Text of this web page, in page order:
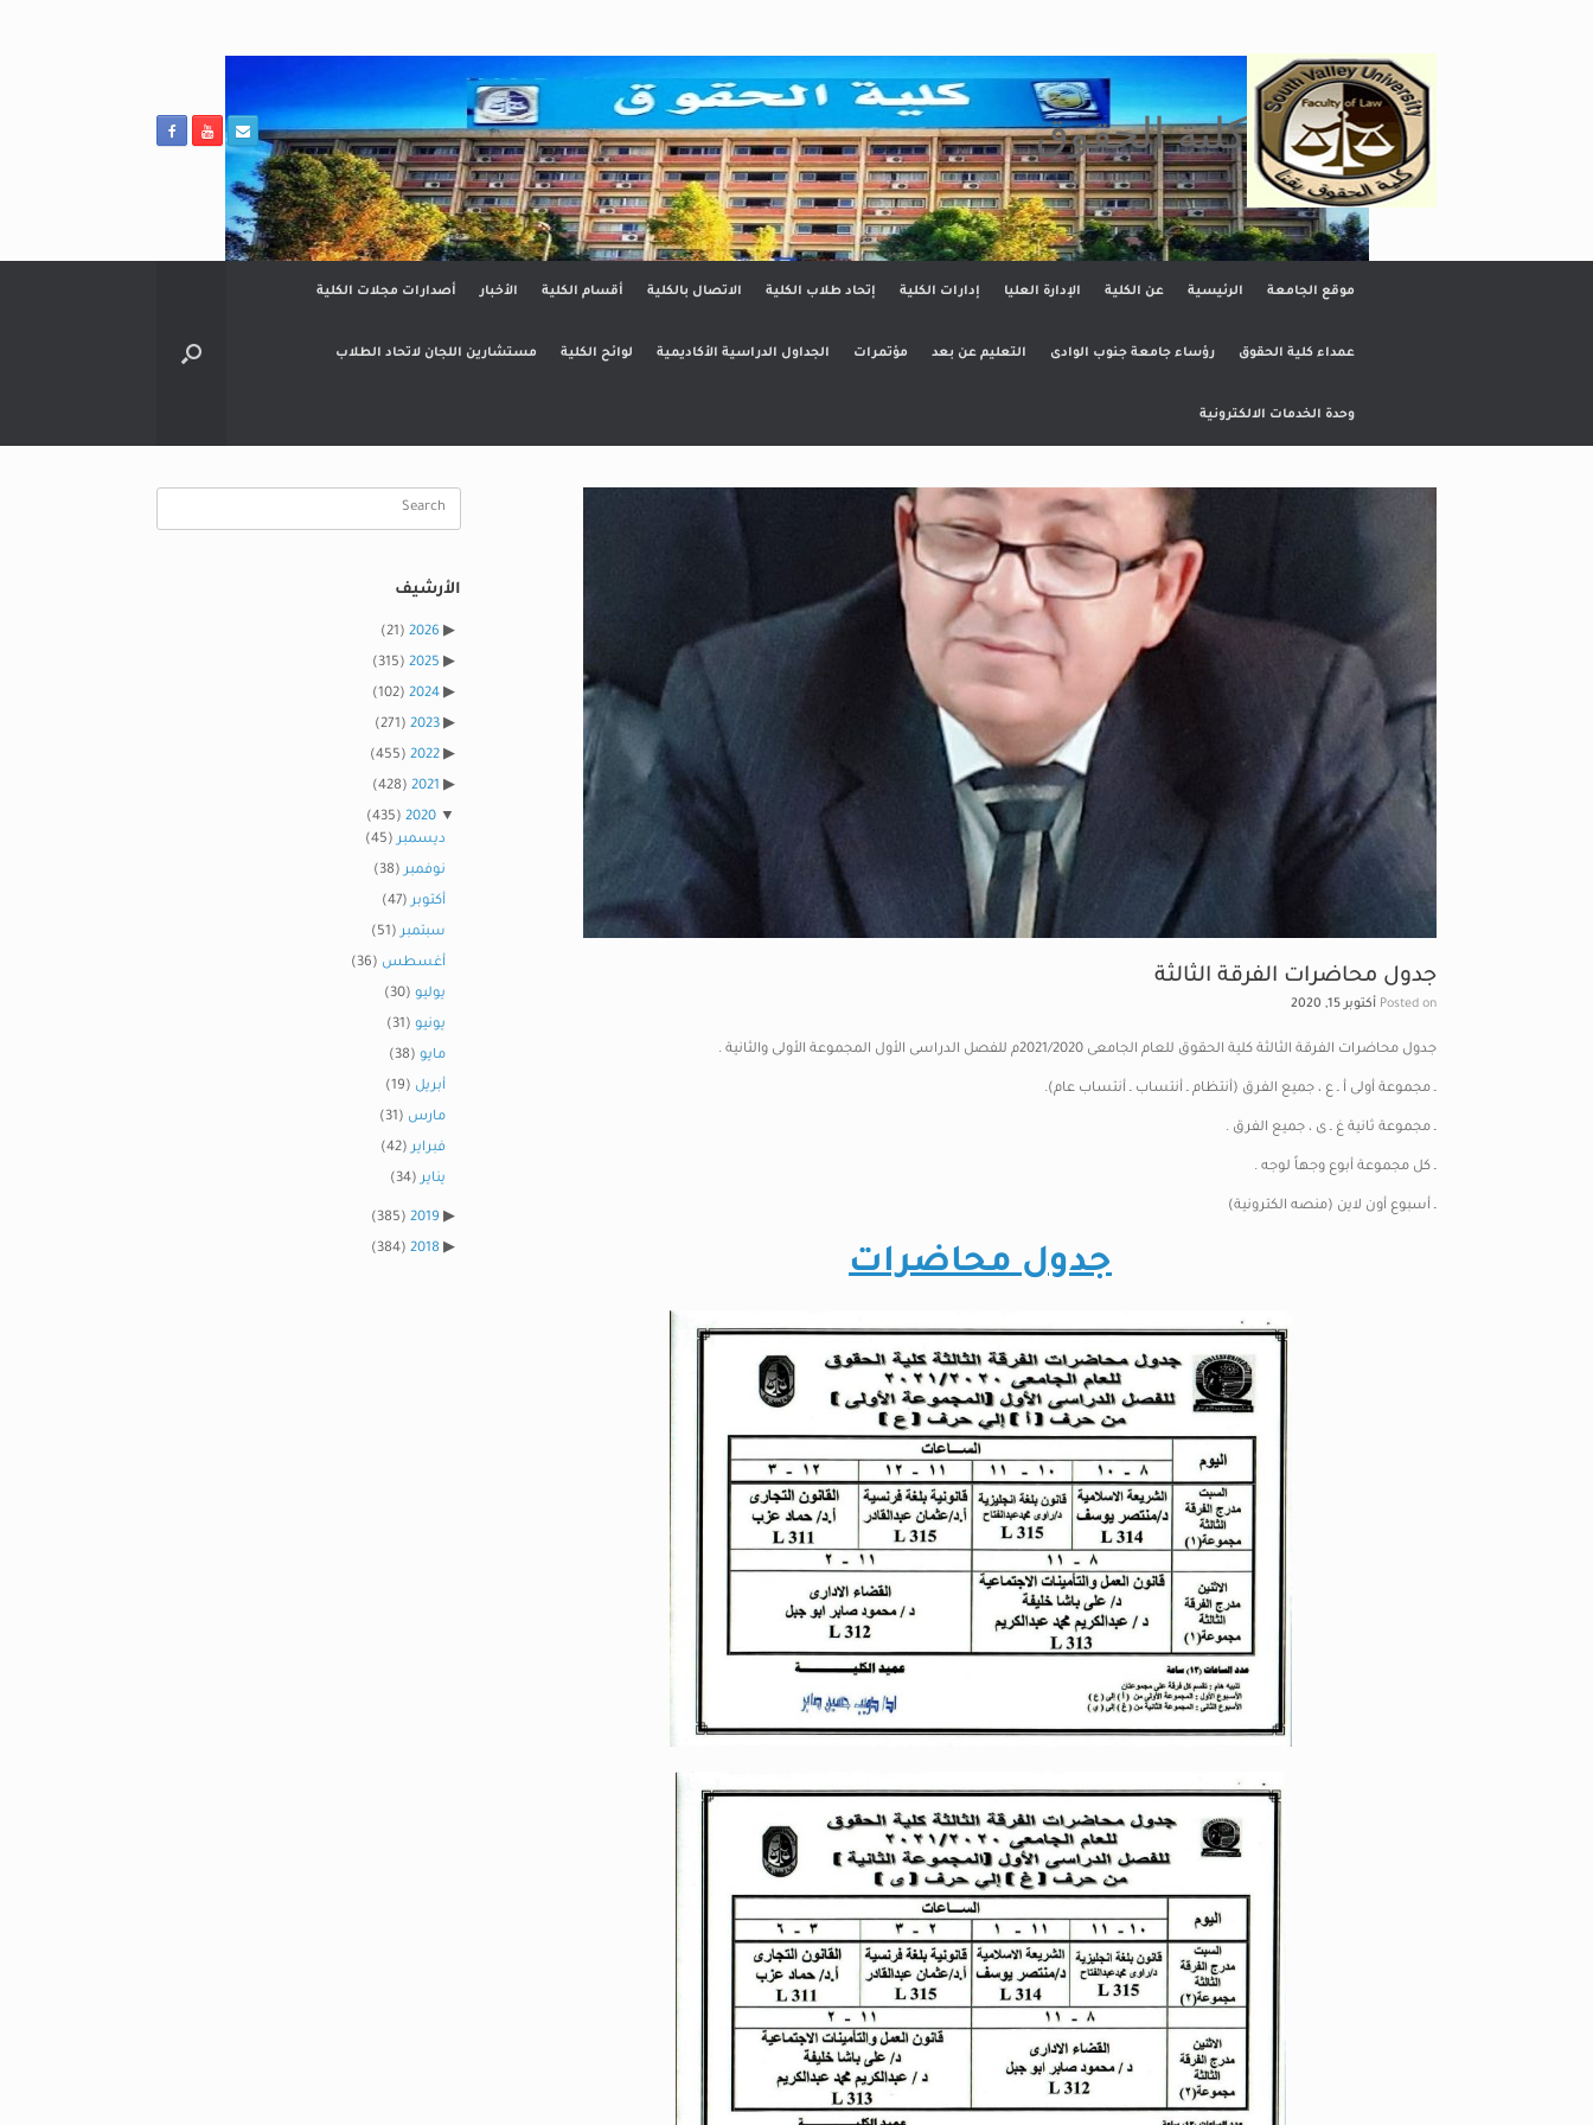
كلية الحقوق
موقع الجامعة الرئيسية عن الكلية الإدارة العليا إدارات الكلية إتحاد طلاب الكلية الاتصال بالكلية أقسام الكلية الأخبار أصدارات مجلات الكلية
عمداء كلية الحقوق رؤساء جامعة جنوب الوادى التعليم عن بعد مؤتمرات الجداول الدراسية الأكاديمية لوائح الكلية مستشارين اللجان لاتحاد الطلاب
وحدة الخدمات الالكترونية
جدول محاضرات الفرقة الثالثة
Posted on أكتوبر 15, 2020
جدول محاضرات الفرقة الثالثة كلية الحقوق للعام الجامعى 2021/2020م للفصل الدراسى الأول المجموعة الأولى والثانية .
ـ مجموعة أولى أ ـ ع ، جميع الفرق (أنتظام ـ أنتساب ـ أنتساب عام).
ـ مجموعة ثانية غ ـ ى ، جميع الفرق .
ـ كل مجموعة أبوع وجهاً لوجه .
ـ أسبوع أون لاين (منصه الكترونية)
جدول محاضرات
Search
الأرشيف
2026
(21)
2025
(315)
2024
(102)
2023
(271)
2022
(455)
2021
(428)
2020
(435)
ديسمبر(45)
نوفمبر(38)
أكتوبر(47)
سبتمبر(51)
أغسطس (36)
يوليو (30)
يونيو (31)
مايو (38)
أبريل (19)
مارس (31)
فبراير(42)
يناير(34)
2019
(385)
2018
(384)